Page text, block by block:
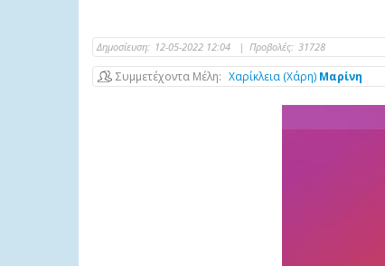
Δημοσίευση: 12-05-2022 12:04 | Προβολές: 31728
Συμμετέχοντα Μέλη Χαρίκλεια (Χάρη) Μαρίνη